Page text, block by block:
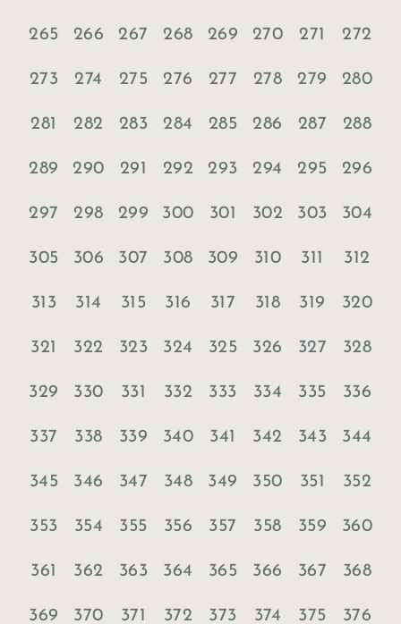
265 266 267 268 269 270 271 272
273 274 275 276 277 278 279 280
281 282 283 284 285 286 287 288
289 290 291 292 293 294 295 296
297 298 299 300 301 302 303 304
305 306 307 308 309 310 311 312
313 314 315 316 317 318 319 320
321 322 323 324 325 326 327 328
329 330 331 332 333 334 335 336
337 338 339 340 341 342 343 344
345 346 347 348 349 350 351 352
353 354 355 356 357 358 359 360
361 362 363 364 365 366 367 368
369 370 371 372 373 374 375 376